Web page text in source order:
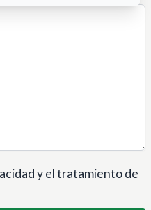
y el tratamiento de